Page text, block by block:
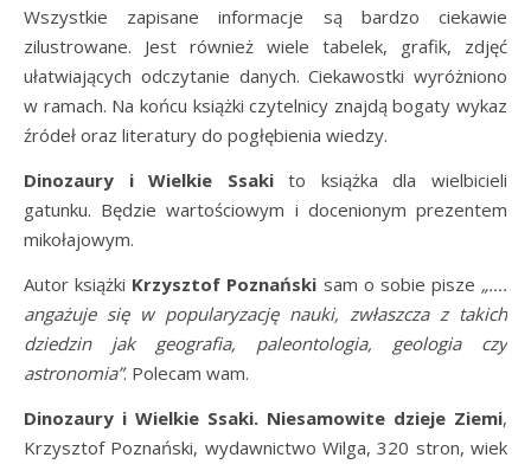
Wszystkie zapisane informacje są bardzo ciekawie
zilustrowane. Jest również wiele tabelek, grafik, zdjęć
ułatwiających odczytanie danych. Ciekawostki wyróżniono
w ramach. Na końcu książki czytelnicy znajdą bogaty wykaz
źródeł oraz literatury do pogłębienia wiedzy.
Dinozaury i Wielkie Ssakito książka dla wielbicieli
gatunku. Będzie wartościowym i docenionym prezentem
mikołajowym.
Autor książki Krzysztof Poznański sam o sobie pisze „….
angażuje się w popularyzację nauki, zwłaszcza z takich
dziedzin jak geografia, paleontologia, geologia czy
astronomia”. Polecam wam.
Dinozaury i Wielkie Ssaki. Niesamowite dzieje Ziemi,
Krzysztof Poznański, wydawnictwo Wilga, 320 stron, wiek